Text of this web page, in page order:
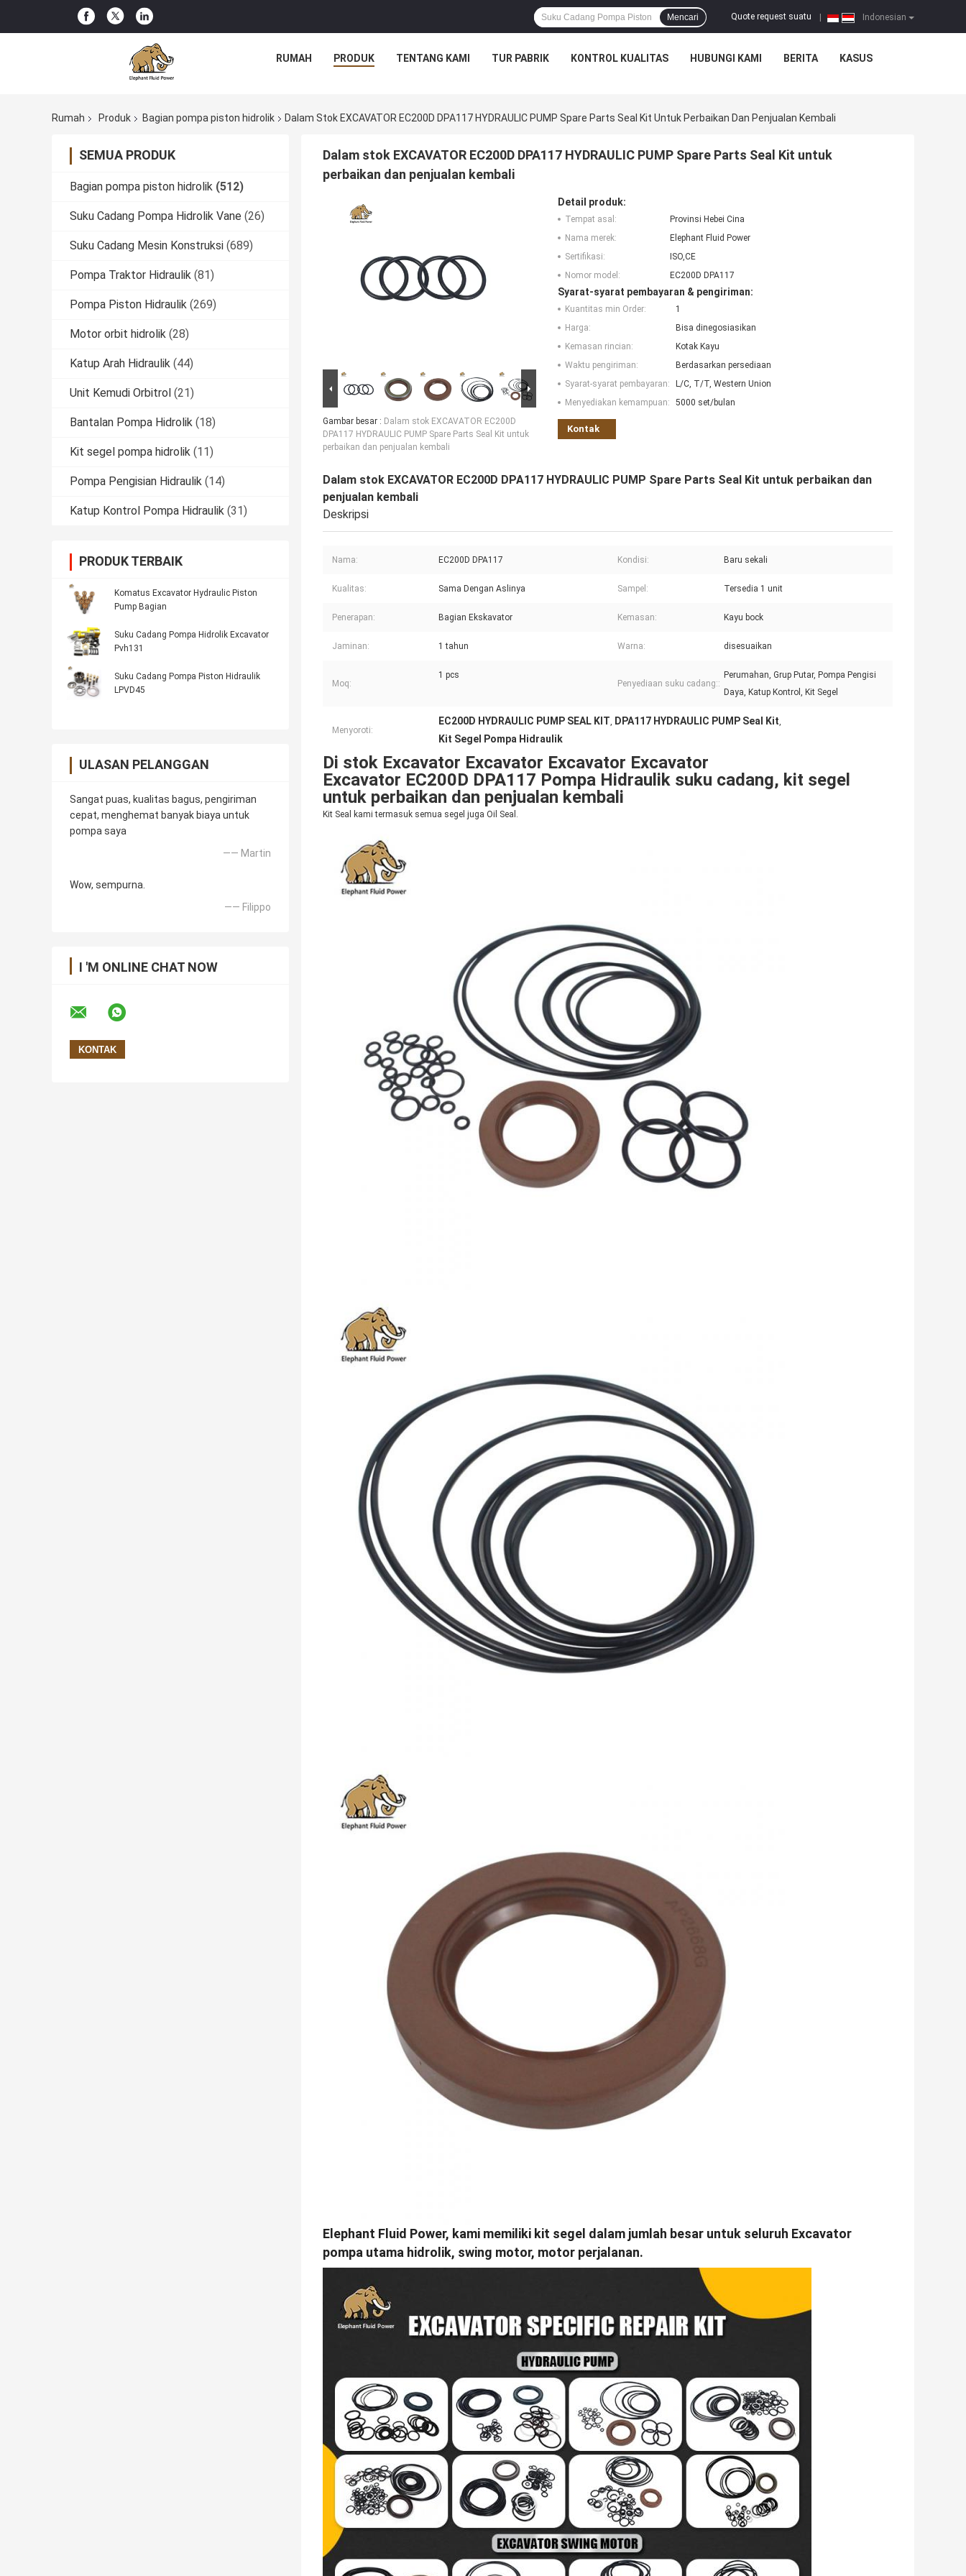
Indonesian
Quote request suatu
Mencari
RUMAH PRODUK TENTANG KAMI TUR PABRIK KONTROL KUALITAS HUBUNGI KAMI BERITA KASUS
Rumah Produk Bagian pompa piston hidrolik Dalam Stok EXCAVATOR EC200D DPA117 HYDRAULIC PUMP Spare Parts Seal Kit Untuk Perbaikan Dan Penjualan Kembali
SEMUA PRODUK
Bagian pompa piston hidrolik (512)
Suku Cadang Pompa Hidrolik Vane (26)
Suku Cadang Mesin Konstruksi (689)
Pompa Traktor Hidraulik (81)
Pompa Piston Hidraulik (269)
Motor orbit hidrolik (28)
Katup Arah Hidraulik (44)
Unit Kemudi Orbitrol (21)
Bantalan Pompa Hidrolik (18)
Kit segel pompa hidrolik (11)
Pompa Pengisian Hidraulik (14)
Katup Kontrol Pompa Hidraulik (31)
PRODUK TERBAIK
Komatus Excavator Hydraulic Piston
Pump Bagian
Suku Cadang Pompa Hidrolik Excavator
Pvh131
Suku Cadang Pompa Piston Hidraulik
LPVD45
ULASAN PELANGGAN
Sangat puas, kualitas bagus, pengiriman
cepat, menghemat banyak biaya untuk
pompa saya
—— Martin
Wow, sempurna.
—— Filippo
I 'M ONLINE CHAT NOW
Dalam stok EXCAVATOR EC200D DPA117 HYDRAULIC PUMP Spare Parts Seal Kit untuk
perbaikan dan penjualan kembali
Gambar besar : Dalam stok EXCAVATOR EC200D
DPA117 HYDRAULIC PUMP Spare Parts Seal Kit untuk
perbaikan dan penjualan kembali
Detail produk:
Tempat asal:
Provinsi Hebei Cina
Nama merek:
Elephant Fluid Power
Sertifikasi:
ISO,CE
Nomor model:
EC200D DPA117
Syarat-syarat pembayaran & pengiriman:
Kuantitas min Order:
1
Harga:
Bisa dinegosiasikan
Kemasan rincian:
Kotak Kayu
Waktu pengiriman:
Berdasarkan persediaan
Syarat-syarat pembayaran:
L/C, T/T, Western Union
Menyediakan kemampuan:
5000 set/bulan
Kontak
Dalam stok EXCAVATOR EC200D DPA117 HYDRAULIC PUMP Spare Parts Seal Kit untuk perbaikan dan
penjualan kembali
Deskripsi
Nama: EC200D DPA117 Kondisi: Baru sekali
Kualitas: Sama Dengan Aslinya Sampel: Tersedia 1 unit
Penerapan: Bagian Ekskavator Kemasan: Kayu bock
Jaminan: 1 tahun Warna: disesuaikan
Moq:
1 pcs
Penyediaan suku cadang::
Perumahan, Grup Putar, Pompa Pengisi
Daya, Katup Kontrol, Kit Segel
Menyoroti:
EC200D HYDRAULIC PUMP SEAL KIT, DPA117 HYDRAULIC PUMP Seal Kit,
Kit Segel Pompa Hidraulik
Di stok Excavator Excavator Excavator Excavator
Excavator EC200D DPA117 Pompa Hidraulik suku cadang, kit segel
untuk perbaikan dan penjualan kembali
Kit Seal kami termasuk semua segel juga Oil Seal.
Elephant Fluid Power, kami memiliki kit segel dalam jumlah besar untuk seluruh Excavator
pompa utama hidrolik, swing motor, motor perjalanan.